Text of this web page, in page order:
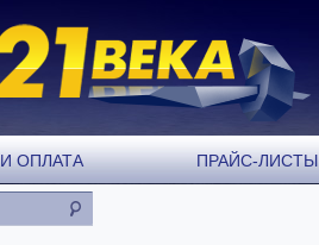
ОПЛАТА ПРАЙС-ЛИСТЫ